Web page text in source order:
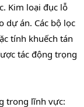
Kim loại đục lỗ
dự án. Các bộ lọc
tính khuếch tán
tác động trọng
trong lĩnh vực: